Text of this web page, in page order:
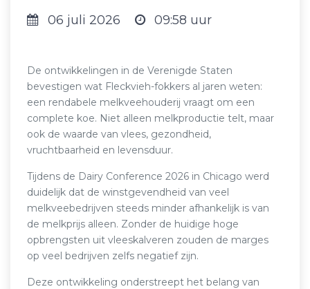
06 juli 2026 09:58 uur
De ontwikkelingen in de Verenigde Staten
bevestigen wat Fleckvieh-fokkers al jaren weten:
een rendabele melkveehouderij vraagt om een
complete koe. Niet alleen melkproductie telt, maar
ook de waarde van vlees, gezondheid,
vruchtbaarheid en levensduur.
Tijdens de Dairy Conference 2026 in Chicago werd
duidelijk dat de winstgevendheid van veel
melkveebedrijven steeds minder afhankelijk is van
de melkprijs alleen. Zonder de huidige hoge
opbrengsten uit vleeskalveren zouden de marges
op veel bedrijven zelfs negatief zijn.
Deze ontwikkeling onderstreept het belang van